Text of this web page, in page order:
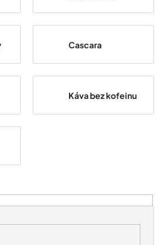
Cascara
Káva bez kofeinu